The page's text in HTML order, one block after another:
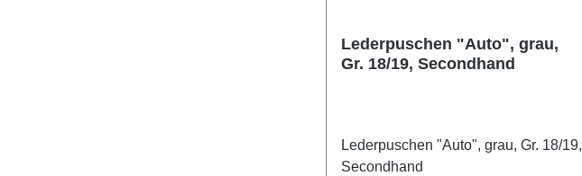
Lederpuschen "Auto", grau,
Gr. 18/19, Secondhand
Lederpuschen "Auto", grau, Gr. 18/19,
Secondhand